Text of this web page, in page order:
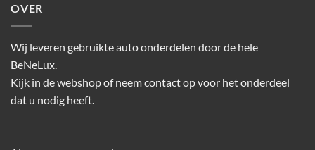
OVER
Wij leveren gebruikte auto onderdelen door de hele
BeNeLux.
Kijk in de webshop of neem contact op voor het onderdeel
dat u nodig heeft.